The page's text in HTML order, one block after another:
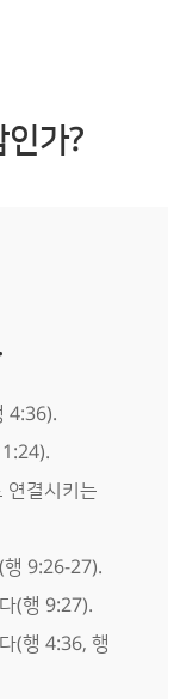
인가?
4:36).
연결시키는
행 9:26-27).
(행 9:27).
(행 4:36, 행